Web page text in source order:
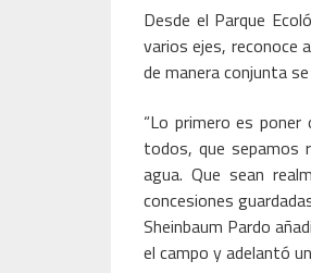
Desde el Parque
varios ejes, reconoce
de manera conjunta
“Lo primero es
todos, que sepamos
agua. Que sean
concesiones
Sheinbaum Pardo
el campo y adelantó